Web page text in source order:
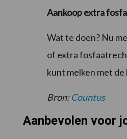
Aankoop extra
Wat te doen? Nu
of extra
kunt melken met
Bron:Countus
Aanbevolen voor